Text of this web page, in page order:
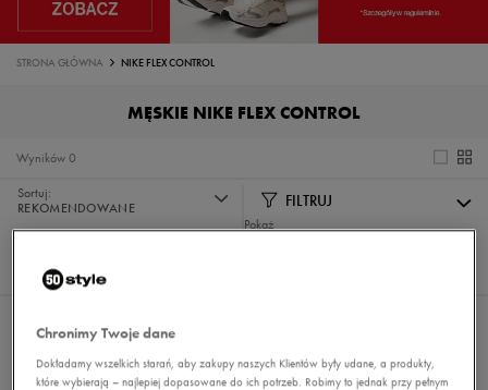
STRONA GŁÓWNA NIKE FLEX CONTROL
MĘSKIE NIKE FLEX CONTROL
0
Wyników
Sortuj:
REKOMENDOWANE
FILTRUJ
Pokaż
Nie wybrano filtrów
Chronimy Twoje dane
Dokładamy wszelkich starań, aby zakupy naszych Klientów były udane, a produkty,
które wybierają – najlepiej dopasowane do ich potrzeb. Robimy to jednak przy pełnym